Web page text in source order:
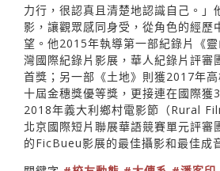
力行，很認真且清楚地認識自己。」
影，讓觀眾感同身受，從角色的經歷
望。他2015年執導第一部紀錄片《
灣國際紀錄片影展，華人紀錄片評審
首獎；另一部《土地》則獲2017年
十屆金穗獎優等獎，更接連在國際獲
2018年義大利鄉村電影節（Rural
北京國際短片聯展華語競賽單元評審
的FicBueu影展的最佳攝影和最佳成